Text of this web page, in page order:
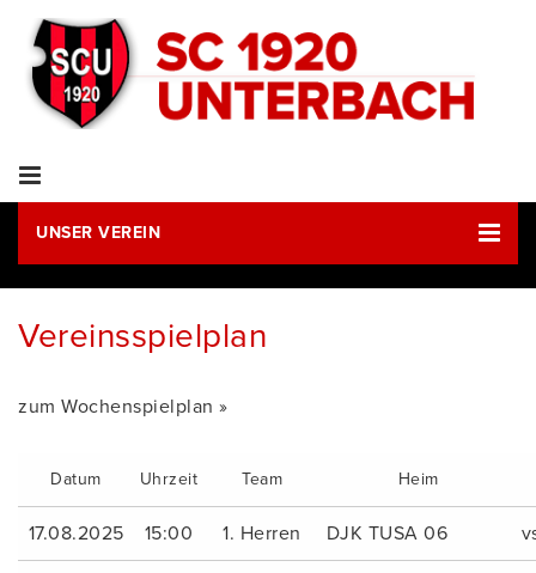
UNSER VEREIN
Vereinsspielplan
zum Wochenspielplan »
Datum Uhrzeit Team Heim
17.08.2025 15:00 1. Herren DJK TUSA 06